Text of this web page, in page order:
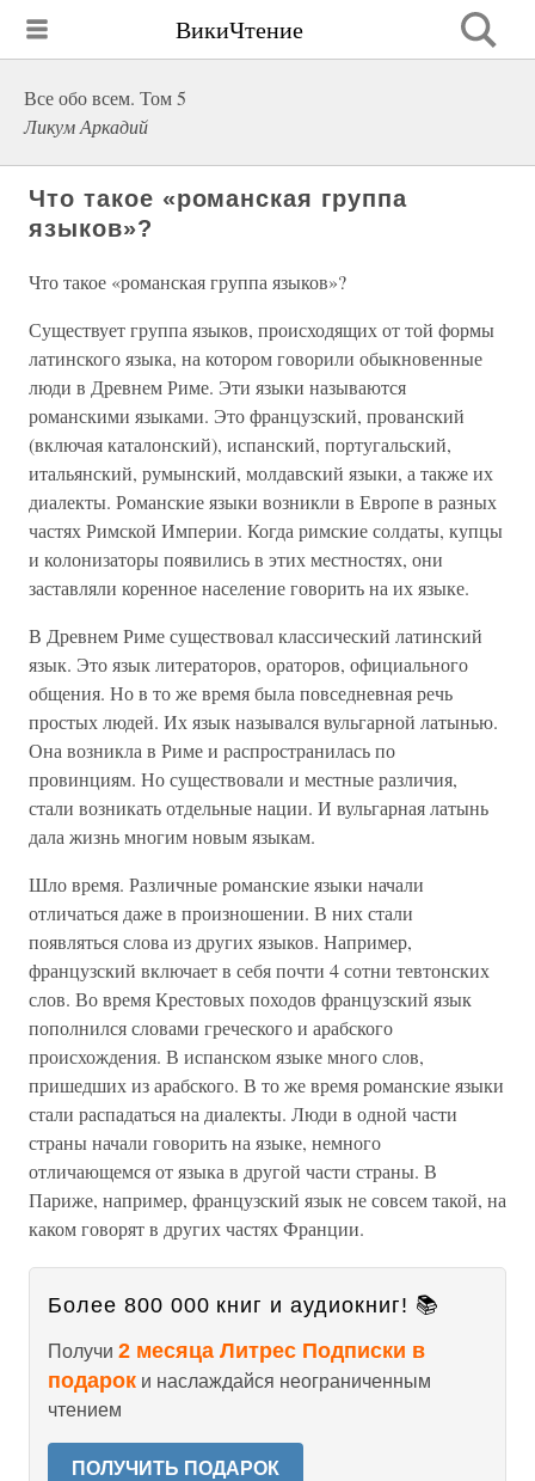
ВикиЧтение
Все обо всем. Том 5
Ликум Аркадий
Что такое «романская группа
языков»?
Что такое «романская группа языков»?
Существует группа языков, происходящих от той формы
латинского языка, на котором говорили обыкновенные
люди в Древнем Риме. Эти языки называются
романскими языками. Это французский, прованский
(включая каталонский), испанский, португальский,
итальянский, румынский, молдавский языки, а также их
диалекты. Романские языки возникли в Европе в разных
частях Римской Империи. Когда римские солдаты, купцы
и колонизаторы появились в этих местностях, они
заставляли коренное население говорить на их языке.
В Древнем Риме существовал классический латинский
язык. Это язык литераторов, ораторов, официального
общения. Но в то же время была повседневная речь
простых людей. Их язык назывался вульгарной латынью.
Она возникла в Риме и распространилась по
провинциям. Но существовали и местные различия,
стали возникать отдельные нации. И вульгарная латынь
дала жизнь многим новым языкам.
Шло время. Различные романские языки начали
отличаться даже в произношении. В них стали
появляться слова из других языков. Например,
французский включает в себя почти 4 сотни тевтонских
слов. Во время Крестовых походов французский язык
пополнился словами греческого и арабского
происхождения. В испанском языке много слов,
пришедших из арабского. В то же время романские языки
стали распадаться на диалекты. Люди в одной части
страны начали говорить на языке, немного
отличающемся от языка в другой части страны. В
Париже, например, французский язык не совсем такой, на
каком говорят в других частях Франции.
Более 800 000 книг и аудиокниг! 📚
Получи 2 месяца Литрес Подписки в
подарок и наслаждайся неограниченным
чтением
ПОЛУЧИТЬ ПОДАРОК